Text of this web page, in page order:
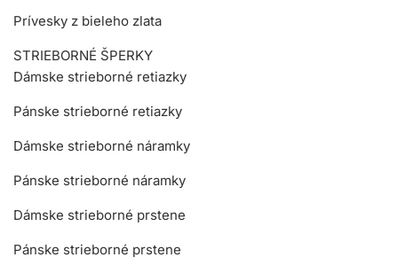
Prívesky z bieleho zlata
STRIEBORNÉ ŠPERKY
Dámske strieborné retiazky
Pánske strieborné retiazky
Dámske strieborné náramky
Pánske strieborné náramky
Dámske strieborné prstene
Pánske strieborné prstene